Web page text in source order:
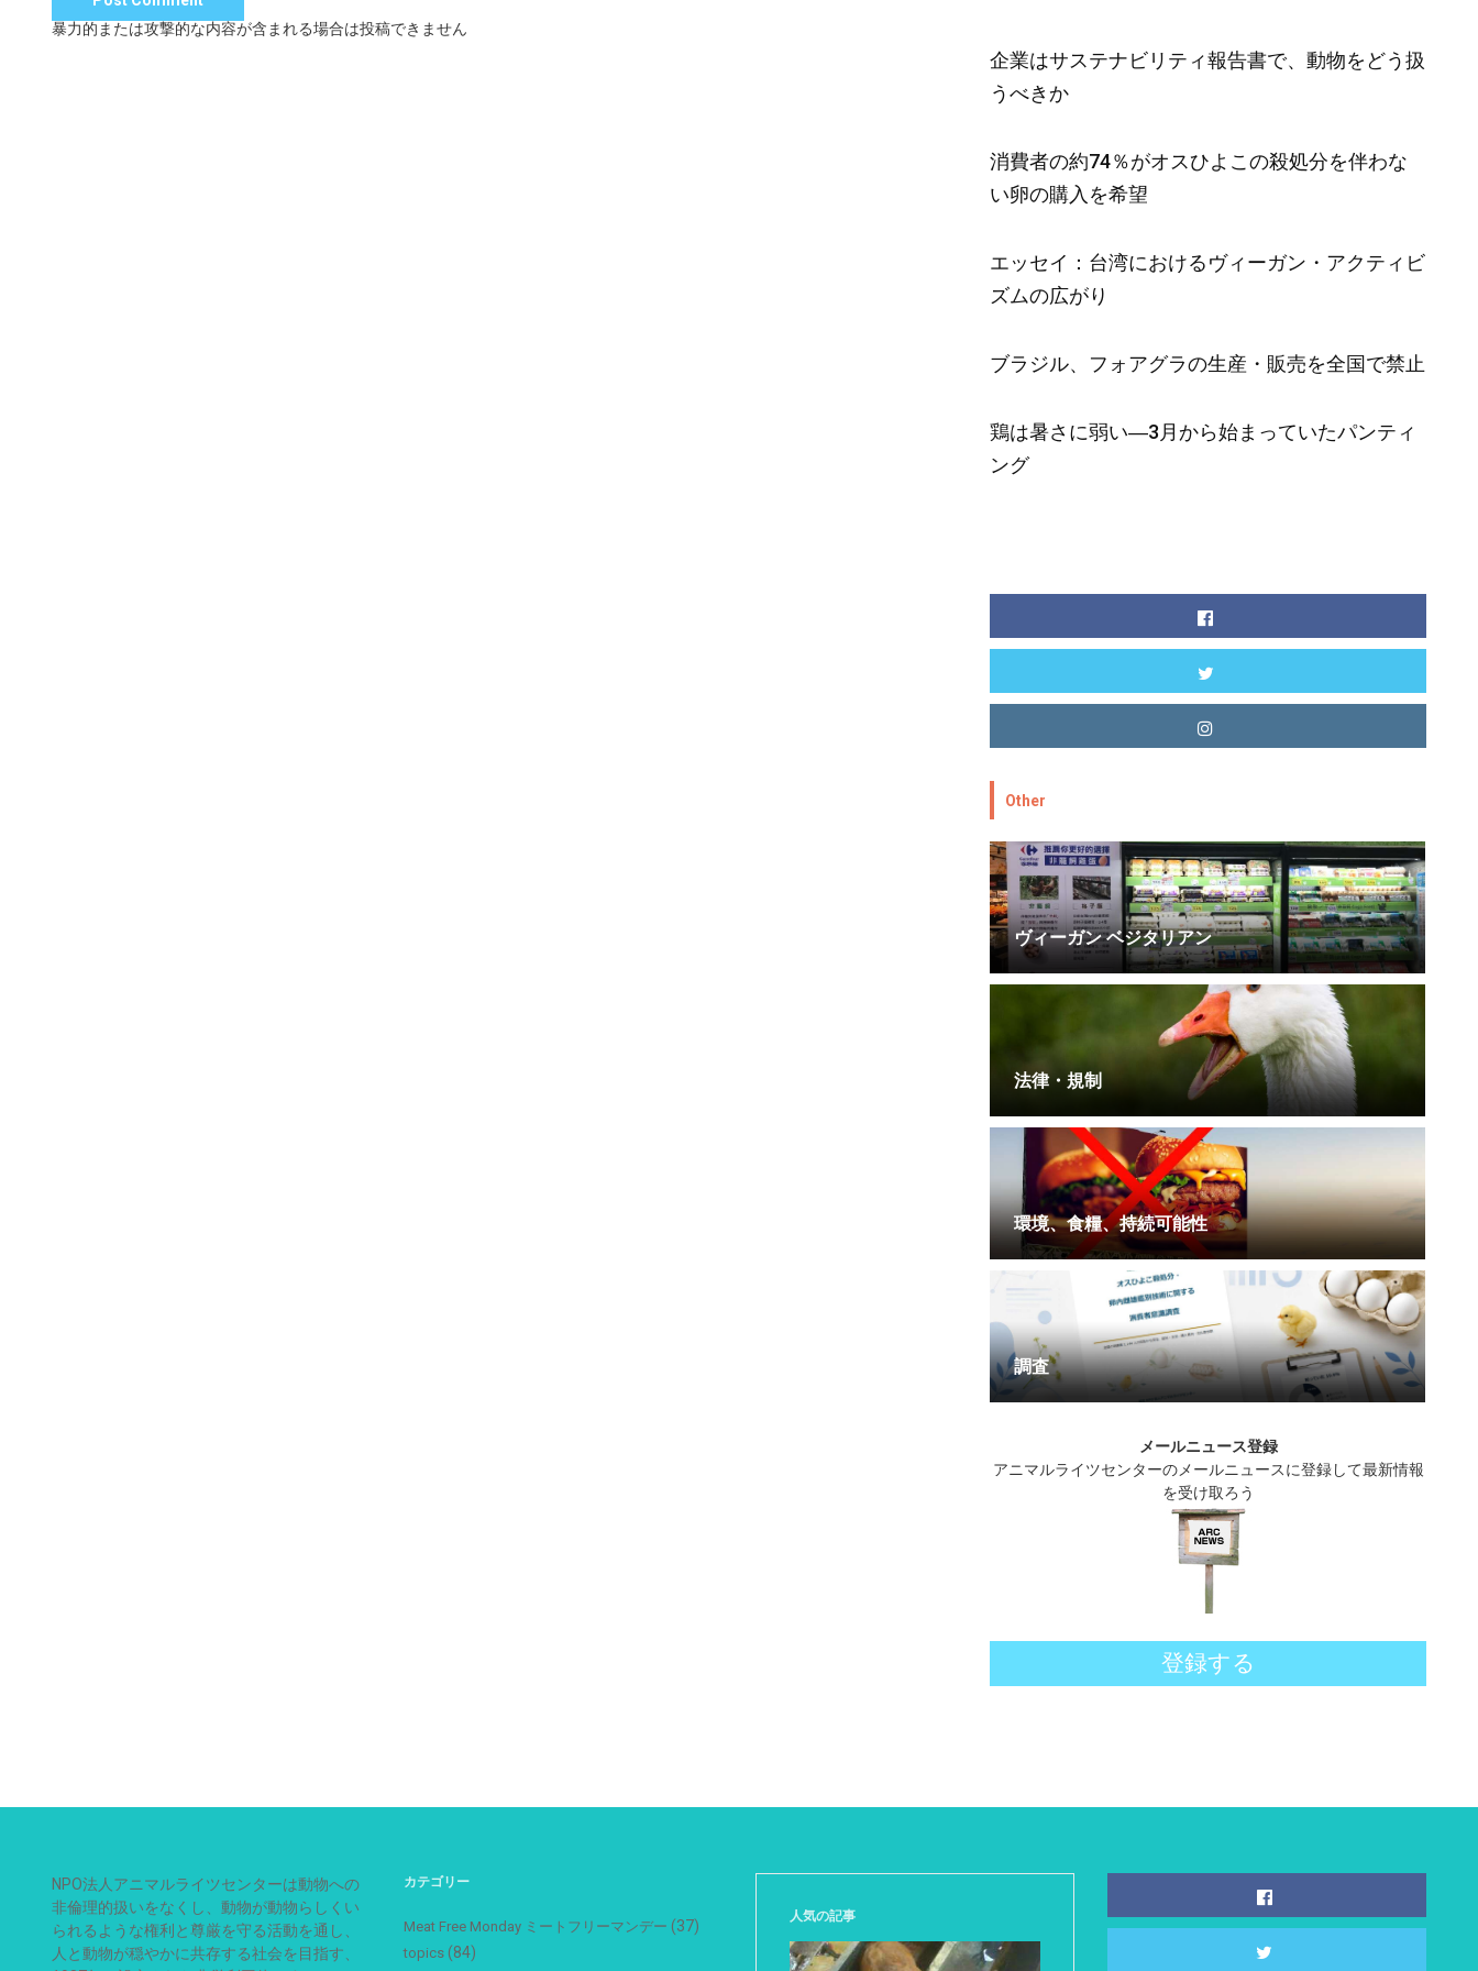
暴力的または攻撃的な内容が含まれる場合は投稿できません
企業はサステナビリティ報告書で、動物をどう扱
うべきか
消費者の約74％がオスひよこの殺処分を伴わな
い卵の購入を希望
エッセイ：台湾におけるヴィーガン・アクティビ
ズムの広がり
ブラジル、フォアグラの生産・販売を全国で禁止
鶏は暑さに弱い―3月から始まっていたパンティ
ング
Other
ヴィーガン ベジタリアン
法律・規制
環境、食糧、持続可能性
調査
メールニュース登録
アニマルライツセンターのメールニュースに登録して最新情報
を受け取ろう
登録する
NPO法人アニマルライツセンターは動物への
非倫理的扱いをなくし、動物が動物らしくい
られるような権利と尊厳を守る活動を通し、
人と動物が穏やかに共存する社会を目指す、
カテゴリー
Meat Free Monday ミートフリーマンデー (37)
topics (84)
人気の記事